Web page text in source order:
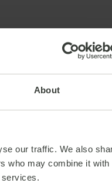
About
our traffic. We also
who may combine it with
services.